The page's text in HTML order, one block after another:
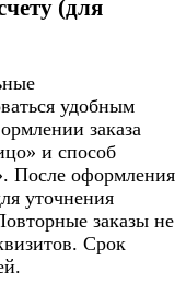
(для
удобным
заказа
и способ
После оформления
уточнения
заказы не
Срок